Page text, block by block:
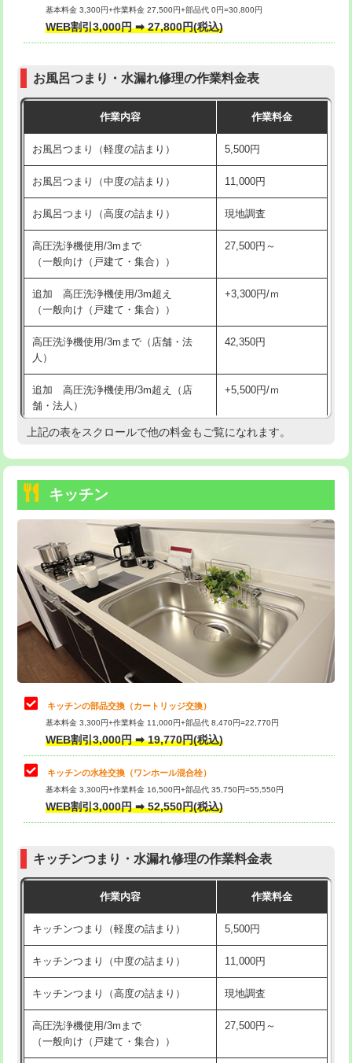
交換・取付（タンク）
交換・取付（普通便座） 11,000円+材料費
交換・取付（温水洗浄便座） 16,500円+材料費
交換・取付(単水栓（壁付・デッキ
式）)
13,200円+材料費
交換・取付(混合水栓（壁付・デッキ
式・ワンホール）)
16,500円+材料費
交換・取付(排水栓・排水トラップ
（P/S/ポップアップ））
22,000円+材料費
交換・取付（その他部品） 11,000円+材料費
持込商品取付（単水栓） 13,200円
持込商品取付（混合水栓）
持込商品取付（浄水器・分岐水栓） 16,500円
持込商品取付（温水洗浄便座） 22,000円
持込商品取付（普通便座⇔温水洗浄便
22,000円
給水管工事※（ホール加工)
給水管工事※（バンド止め) 3,300円
給水管工事※（支持金具設置) 5,500円
給水管工事※（保温材使用（バンド止
め込み）)
5,500円
給水管工事※（土の掘削・埋め戻し作
11,000円
給水管工事※（塩ビ管（VP・HI）使
用/3ｍまで)
給水管工事※（塩ビ管（VP・HI）使
用（追加）/3ｍ超え)
給水管工事※（ライニング鋼管・銅
管・ポリ管・HT管使用/3ｍまで)
44,000円
管・ポリ管・HT管使用/3ｍ超え)
排水管工事（土の掘削・埋め戻し作
11,000円~
排水管工事（排水管工事/3ｍまで） 55,000円
排水管工事（追加 排水管工事/3ｍ超
+11,000円
マス交換（土の掘削・埋め戻し作業）
マス交換（深さ50㎝未満）
基本料金 3,300円+作業料金 27,500円+部品代 0円=30,800円
WEB割引3,000円 ➡ 27,800円(税込)
お風呂つまり・水漏れ修理の作業料金表
作業内容 作業料金
お風呂つまり（軽度の詰まり） 5,500円
お風呂つまり（中度の詰まり） 11,000円
お風呂つまり（高度の詰まり） 現地調査
高圧洗浄機使用/3mまで
（一般向け（戸建て・集合））
27,500円～
追加 高圧洗浄機使用/3m超え
（一般向け（戸建て・集合））
+3,300円/ｍ
高圧洗浄機使用/3mまで（店舗・法
人）
42,350円
追加 高圧洗浄機使用/3m超え（店
舗・法人）
+5,500円/ｍ
高度高圧洗浄換 現地調査
トーラー機使用/3mまで
追加トーラー機使用/3m超え +3,300円
カメラ調査 33,000円
桝清掃 8,800円
止水・漏水調査・防水処理・清掃・修
理・調整・分解・加工など（軽作業）
11,000円
止水・漏水調査・防水処理・清掃・修
理・調整・分解・加工など（中作業）
22,000円
止水・漏水調査・防水処理・清掃・修
理・調整・分解・加工など（重作業）
33,000円
お風呂タンク脱着
その他部品の脱着
式・ワンホール）)
交換・取付(排水栓・排水トラップ
22,000円+材料費
持込商品取付（単水栓）
上記の表をスクロールで他の料金もご覧になれます。
キッチン
キッチンの部品交換（カートリッジ交換）
基本料金 3,300円+作業料金 11,000円+部品代 8,470円=22,770円
WEB割引3,000円 ➡ 19,770円(税込)
キッチンの水栓交換（ワンホール混合栓）
基本料金 3,300円+作業料金 16,500円+部品代 35,750円=55,550円
WEB割引3,000円 ➡ 52,550円(税込)
キッチンつまり・水漏れ修理の作業料金表
作業内容 作業料金
キッチンつまり（軽度の詰まり） 5,500円
キッチンつまり（中度の詰まり） 11,000円
キッチンつまり（高度の詰まり） 現地調査
高圧洗浄機使用/3mまで
（一般向け（戸建て・集合））
27,500円～